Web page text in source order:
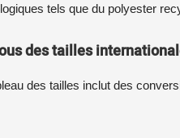
tels que du polyester
des tailles
des tailles inclut des